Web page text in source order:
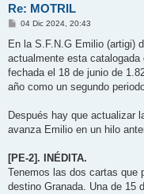
Re: MOTRIL
M
n
a
j
04 Dic 2024, 20:43
En la S.F.N.G Emilio (artigi)
actualmente esta
fechada el 18 de junio de
año como un segundo
Después hay que actualizar
avanza Emilio en un hilo
[PE-2]. INÉDITA.
Tenemos las dos cartas que
destino Granada. Una de 15